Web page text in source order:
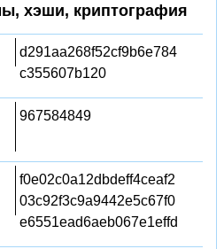
хэши, криптография
d291aa268f52cf9b6e784
c355607b120
967584849
f0e02c0a12dbdeff4ceaf2
03c92f3c9a9442e5c67f0
e6551ead6aeb067e1effd